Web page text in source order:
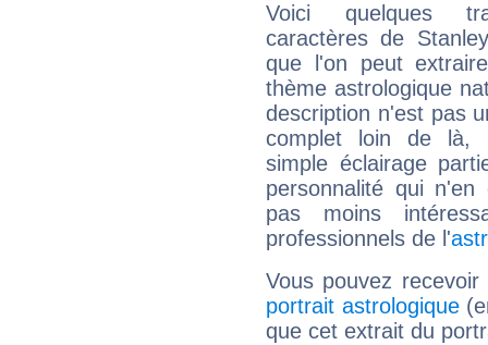
Voici quelques
caractères de
que l'on peut
thème astrologique
description n'est pas
complet loin de là,
simple éclairage
personnalité qui n'en
pas moins
professionnels de l'
Vous pouvez
portrait astrologique
que cet extrait du